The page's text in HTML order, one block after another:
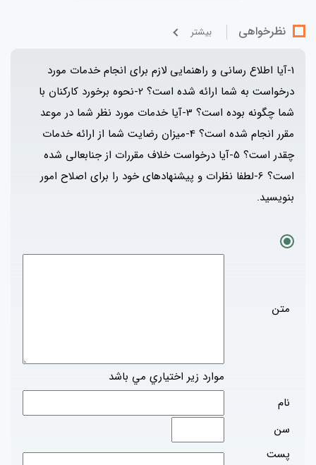
نظرخواهی بيشتر
1-آیا اطلاع رسانی و راهنمایی لازم برای انجام خدمات مورد
درخواست به شما ارائه شده است؟ 2-نحوه برخورد کارکنان با
شما چگونه بوده است؟ 3-آیا خدمات مورد نظر شما در موعد
مقرر انجام شده است؟ 4-میزان رضایت شما از ارائه خدمات
چقدر است؟ 5-آیا درخواست خلاف مقررات از جنابعالی شده
است؟ 6-لطفا نظرات و پیشنهادهای خود را برای اصلاح امور
بنویسید.
متن
موارد زير اختياري مي باشد
نام
سن
پست